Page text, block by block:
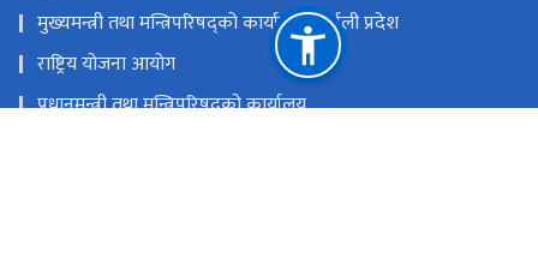
मुख्यमन्त्री तथा मन्त्रिपरिषद्को कार्यालय,कर्णाली प्रदेश
राष्ट्रिय योजना आयोग
प्रधानमन्त्री तथा मन्त्रिपरिषद्को कार्यालय